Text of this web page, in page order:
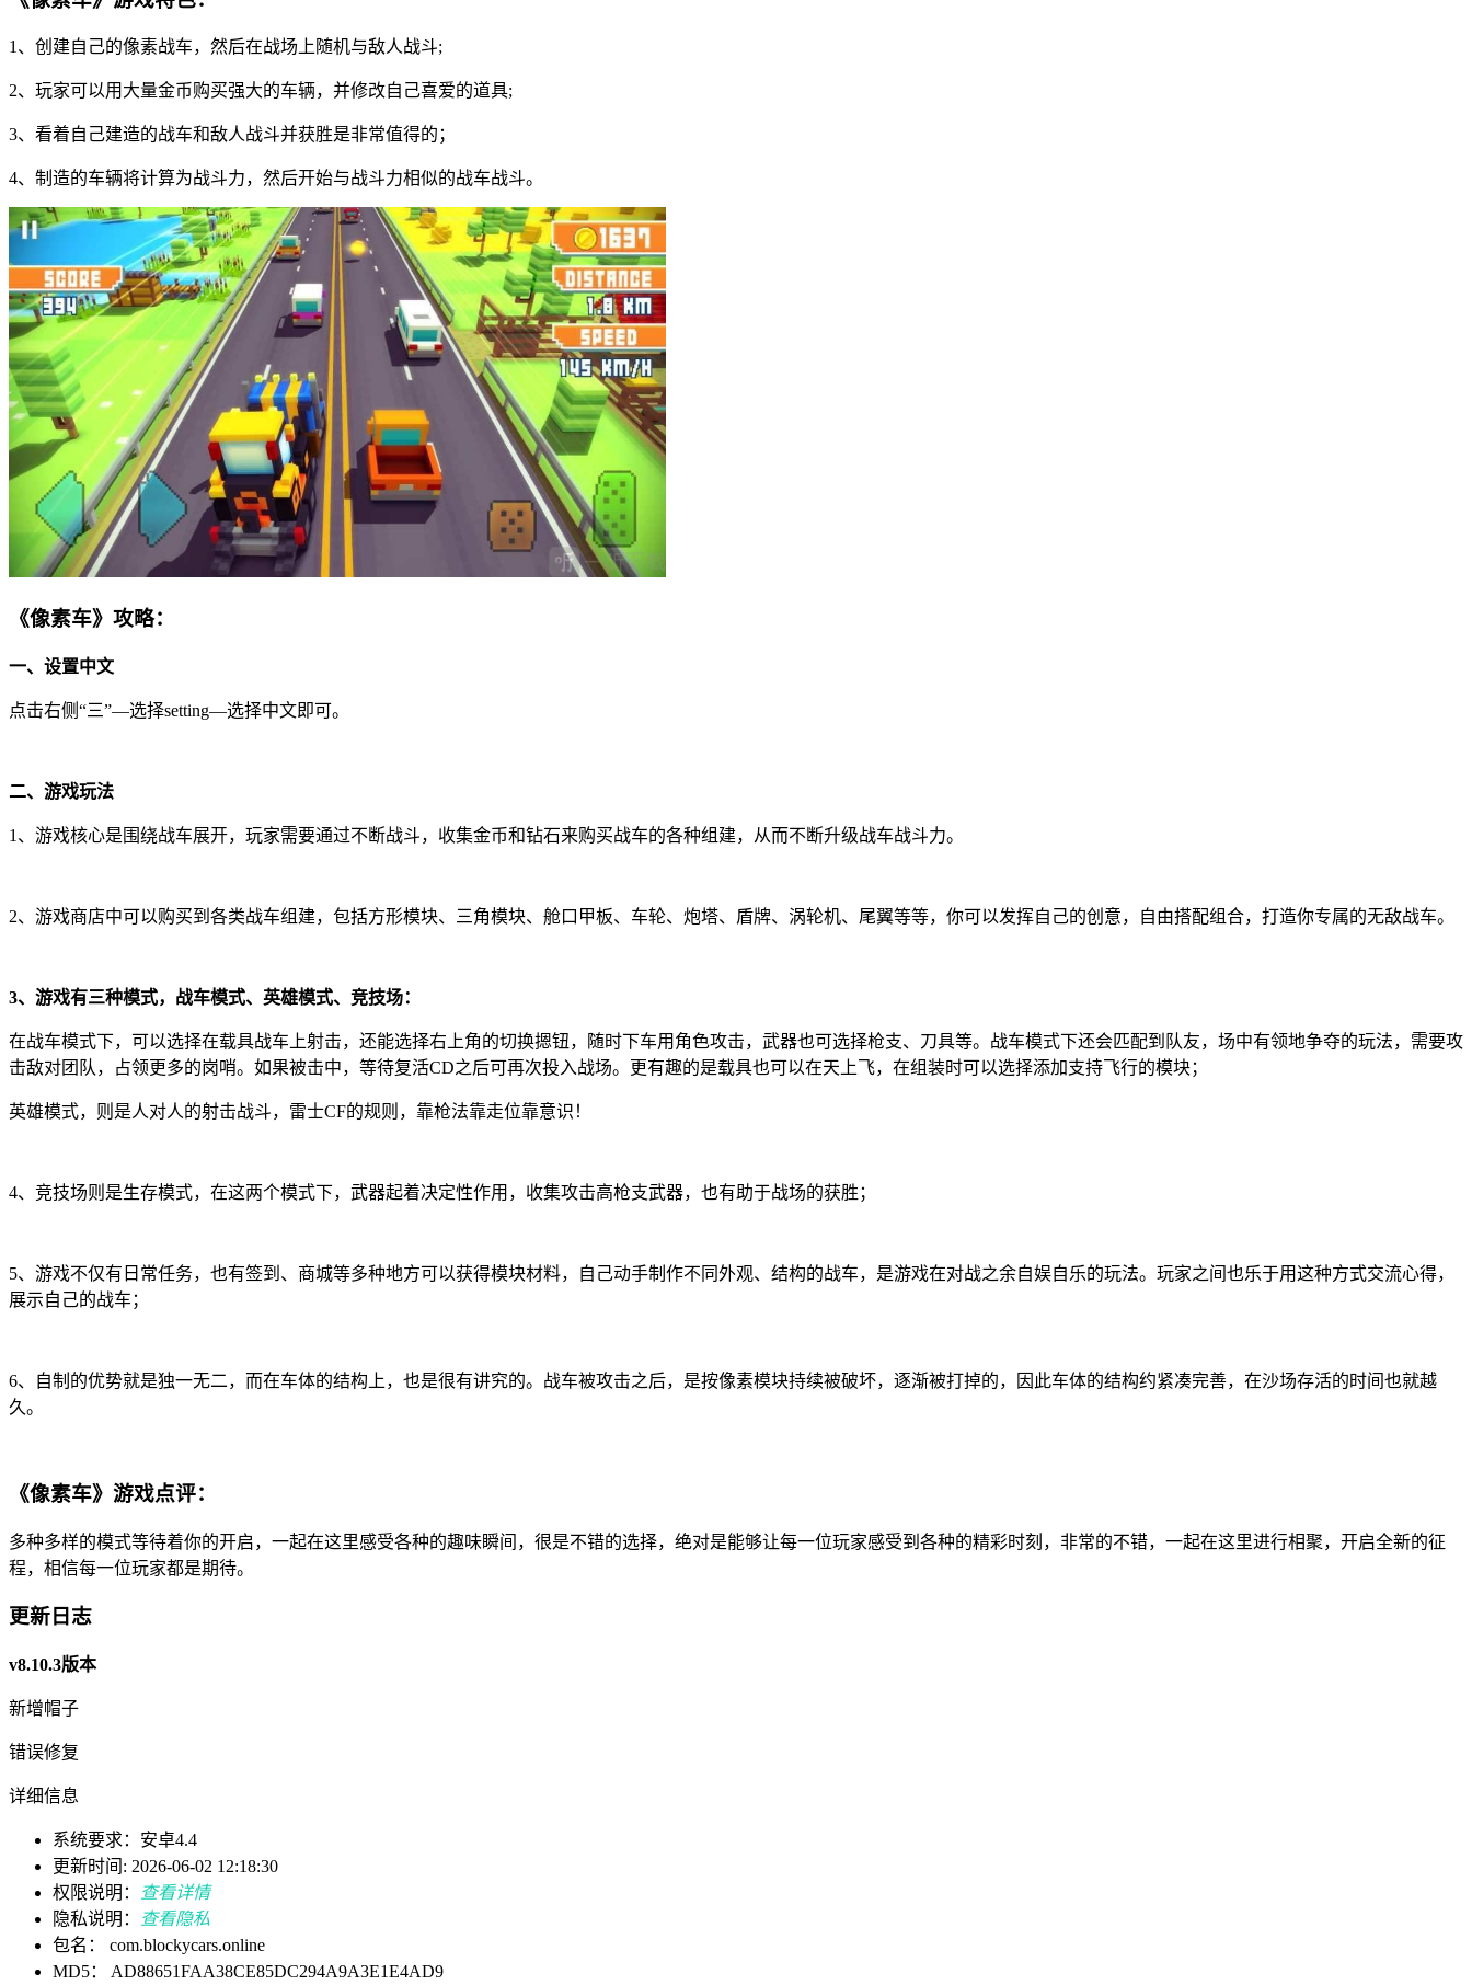
1、创建自己的像素战车，然后在战场上随机与敌人战斗;
2、玩家可以用大量金币购买强大的车辆，并修改自己喜爱的道具;
3、看着自己建造的战车和敌人战斗并获胜是非常值得的；
4、制造的车辆将计算为战斗力，然后开始与战斗力相似的战车战斗。
《像素车》攻略：
一、设置中文
点击右侧“三”—选择setting—选择中文即可。
二、游戏玩法
1、游戏核心是围绕战车展开，玩家需要通过不断战斗，收集金币和钻石来购买战车的各种组建，从而不断升级战车战斗力。
2、游戏商店中可以购买到各类战车组建，包括方形模块、三角模块、舱口甲板、车轮、炮塔、盾牌、涡轮机、尾翼等等，你可以发挥自己的创意，自由搭配组合，打造你专属的无敌战车。
3、游戏有三种模式，战车模式、英雄模式、竞技场：
在战车模式下，可以选择在载具战车上射击，还能选择右上角的切换摁钮，随时下车用角色攻击，武器也可选择枪支、刀具等。战车模式下还会匹配到队友，场中有领地争夺的玩法，需要攻
击敌对团队，占领更多的岗哨。如果被击中，等待复活CD之后可再次投入战场。更有趣的是载具也可以在天上飞，在组装时可以选择添加支持飞行的模块；
英雄模式，则是人对人的射击战斗，雷士CF的规则，靠枪法靠走位靠意识！
4、竞技场则是生存模式，在这两个模式下，武器起着决定性作用，收集攻击高枪支武器，也有助于战场的获胜；
5、游戏不仅有日常任务，也有签到、商城等多种地方可以获得模块材料，自己动手制作不同外观、结构的战车，是游戏在对战之余自娱自乐的玩法。玩家之间也乐于用这种方式交流心得，
展示自己的战车；
6、自制的优势就是独一无二，而在车体的结构上，也是很有讲究的。战车被攻击之后，是按像素模块持续被破坏，逐渐被打掉的，因此车体的结构约紧凑完善，在沙场存活的时间也就越
久。
《像素车》游戏点评：
多种多样的模式等待着你的开启，一起在这里感受各种的趣味瞬间，很是不错的选择，绝对是能够让每一位玩家感受到各种的精彩时刻，非常的不错，一起在这里进行相聚，开启全新的征
程，相信每一位玩家都是期待。
更新日志
v8.10.3版本
新增帽子
错误修复
详细信息
系统要求：安卓4.4
更新时间: 2026-06-02 12:18:30
权限说明：
查看详情
隐私说明：
查看隐私
包名： com.blockycars.online
MD5： AD88651FAA38CE85DC294A9A3E1E4AD9